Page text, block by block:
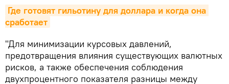
Где готовят гильотину для доллара и когда она
сработает
"Для минимизации курсовых давлений,
предотвращения влияния существующих валютных
рисков, а также обеспечения соблюдения
двухпроцентного показателя разницы между